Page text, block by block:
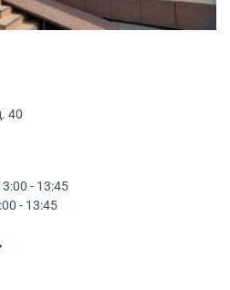
40
- 13:45
- 13:45